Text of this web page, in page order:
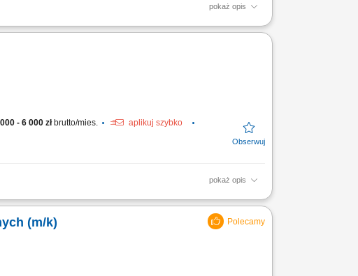
pokaż opis
Prowadzenie sprzedaży przy użyciu kasy fiskalnej;
- 6 000 złbrutto/mies.
aplikuj szybko
pokaż opis
realizacja transakcji. Dbanie o właściwą ekspozycję
(m/k)